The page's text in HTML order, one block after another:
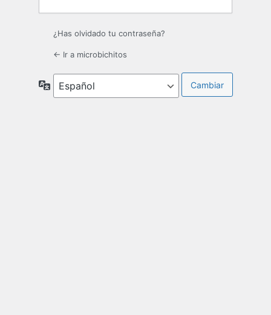
¿Has olvidado tu contraseña?
← Ir a microbichitos
Idioma